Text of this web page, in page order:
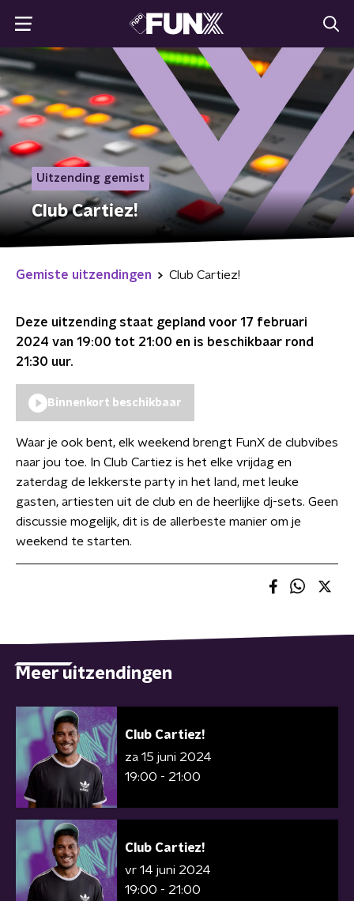
Uitzending gemist
Club Cartiez!
Gemiste uitzendingen Club Cartiez!
Deze uitzending staat gepland voor 17 februari
2024 van 19:00 tot 21:00 en is beschikbaar rond
21:30 uur.
Binnenkort beschikbaar
Waar je ook bent, elk weekend brengt FunX de clubvibes
naar jou toe. In Club Cartiez is het elke vrijdag en
zaterdag de lekkerste party in het land, met leuke
gasten, artiesten uit de club en de heerlijke dj-sets. Geen
discussie mogelijk, dit is de allerbeste manier om je
weekend te starten.
Meer uitzendingen
Club Cartiez!
za 15 juni 2024
19:00 - 21:00
Club Cartiez!
vr 14 juni 2024
19:00 - 21:00